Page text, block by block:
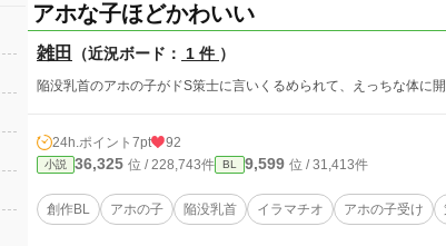
アホな子ほどかわいい
雑田 （近況ボード： 1 件 ）
陥没乳首のアホの子がドS策士に言いくるめられて、えっちな体に
24h.ポイント 7pt 92
小説 36,325 位 / 228,743件 BL 9,599 位 / 31,413件
創作BL アホの子 陥没乳首 イラマチオ アホの子受け